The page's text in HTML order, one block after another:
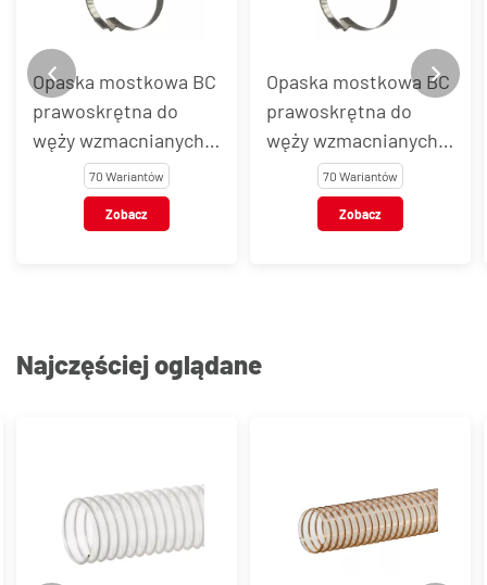
Opaska mostkowa BC
prawoskrętna do
węży wzmacnianych
spiralą, stal AISI 430
70 Wariantów
Zobacz
Opaska mostkowa BC
prawoskrętna do
węży wzmacnianych
spiralą, stal AISI 304
70 Wariantów
Zobacz
Najczęściej oglądane